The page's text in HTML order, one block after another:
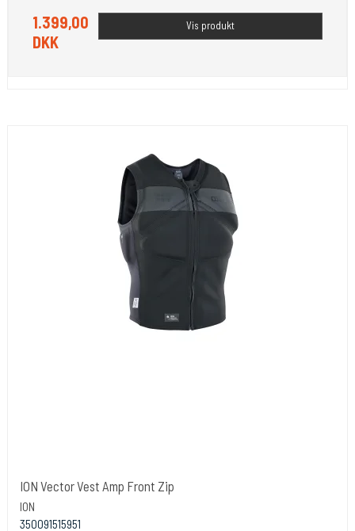
1.399,00
DKK
Vis produkt
ION Vector Vest Amp Front Zip
ION
350091515951